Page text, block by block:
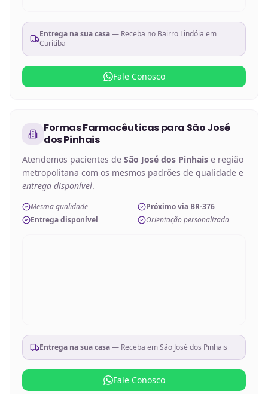
Entrega na sua casa— Receba no Bairro Lindóia em
Curitiba
Fale Conosco
Formas Farmacêuticaspara São José
dos Pinhais
Atendemos pacientes de São José dos Pinhais e região
metropolitana com os mesmos padrões de qualidade e
entrega disponível.
Mesma qualidade
Próximo via BR-376
Entrega disponível
Orientação personalizada
Entrega na sua casa— Receba emSão José dos Pinhais
Fale Conosco